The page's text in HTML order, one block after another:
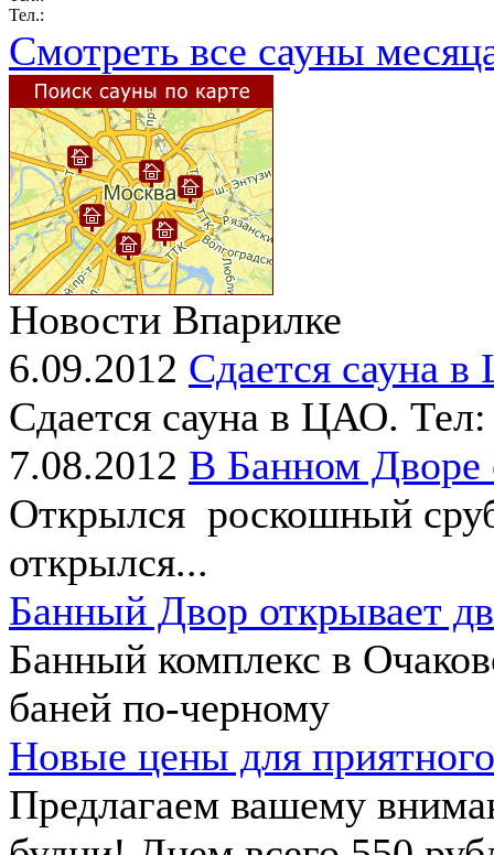
Тел.:
Смотреть все сауны
Новости Впарилке
6.09.2012 Сдается сауна
Сдается сауна в ЦАО.
7.08.2012 В Банном Дворе
Открылся роскошный
открылся...
Банный Двор открывает
Банный комплекс в
баней по-черному
Новые цены для
Предлагаем вашему